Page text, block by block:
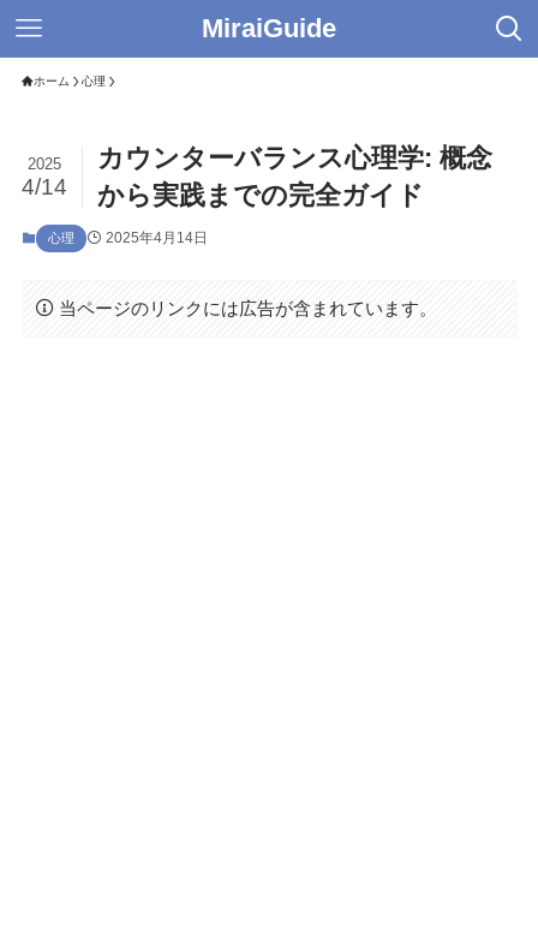
MiraiGuide
ホーム 心理
カウンターバランス心理学: 概念
から実践までの完全ガイド
2025
4/14
心理 2025年4月14日
当ページのリンクには広告が含まれています。